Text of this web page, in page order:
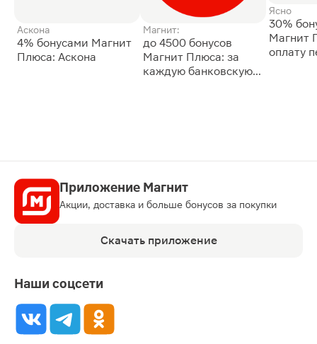
Аскона
4% бонусами Магнит
Плюса: Аскона
Магнит:
до 4500 бонусов
Магнит Плюса: за
каждую банковскую
Ясно
30%
Магнит
оплату
Приложение Магнит
Акции, доставка и больше бонусов за покупки
Скачать приложение
Наши соцсети